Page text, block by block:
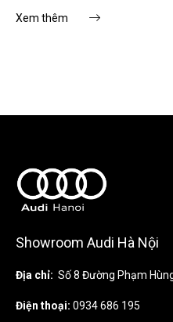
Xem thêm
Showroom Audi Hà Nội
Địa chỉ: Số 8 Đường Phạm
Điện thoại: 0934 686 195